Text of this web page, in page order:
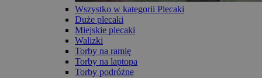
Wszystko w kategorii Plecaki
Duże plecaki
Miejskie plecaki
Walizki
Torby na ramię
Torby na laptopa
Torby podróżne